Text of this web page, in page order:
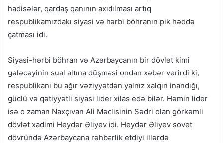
hadisələr, qardaş qanının axıdılması artıq
respublikamızdakı siyasi və hərbi böhranın pik həddə
çatması idi.
Siyasi-hərbi böhran və Azərbaycanın bir dövlət kimi
gələcəyinin sual altına düşməsi ondan xəbər verirdi ki,
respublikanı bu ağır vəziyyətdən yalnız xalqın inandığı,
güclü və qətiyyətli siyasi lider xilas edə bilər. Həmin lider
isə o zaman Naxçıvan Ali Məclisinin Sədri olan görkəmli
dövlət xadimi Heydər Əliyev idi. Heydər Əliyev sovet
dövründə Azərbaycana rəhbərlik etdiyi illərdə